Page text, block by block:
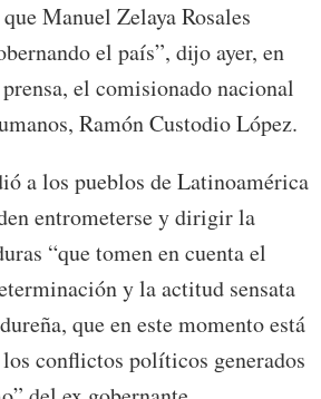
Manuel Zelaya Rosales
el país”, dijo ayer, en
el comisionado nacional
Ramón Custodio López.
a los pueblos de Latinoamérica
entrometerse y dirigir la
“que tomen en cuenta el
y la actitud sensata
que en este momento está
conflictos políticos generados